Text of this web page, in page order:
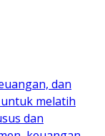
dan
melatih
dan